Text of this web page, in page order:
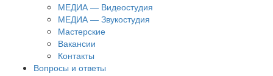
МЕДИА — Видеостудия
МЕДИА — Звукостудия
Мастерские
Вакансии
Контакты
Вопросы и ответы